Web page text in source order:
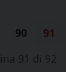
90 91
91 di 92